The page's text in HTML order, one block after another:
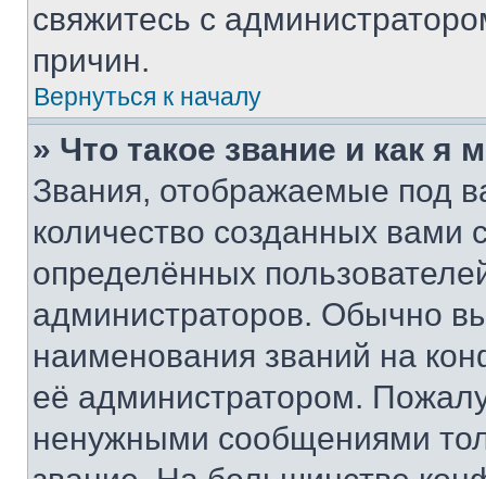
свяжитесь с
причин.
Вернуться к началу
» Что такое звание и как я
Звания, отображаемые под
количество созданных
определённых
администраторов. Обычно
наименования званий на
её администратором.
ненужными сообщениями